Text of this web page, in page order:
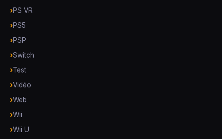
PS VR
PS5
PSP
Switch
Test
Vidéo
Web
Wii
Wii U